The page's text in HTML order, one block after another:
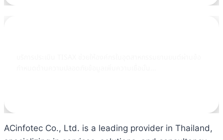
ACinfotec Co., Ltd. is a leading provider in Thailand,